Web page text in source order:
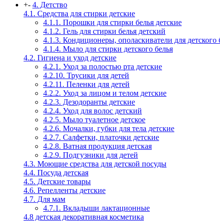
+- 4. Детство
4.1. Средства для стирки детские
4.1.1. Порошки для стирки белья детские
4.1.2. Гель для стирки белья детский
4.1.3. Кондиционеры, ополаскиватели для детского
4.1.4. Мыло для стирки детского белья
4.2. Гигиена и уход детские
4.2.1. Уход за полостью рта детские
4.2.10. Трусики для детей
4.2.11. Пеленки для детей
4.2.2. Уход за лицом и телом детские
4.2.3. Дезодоранты детские
4.2.4. Уход для волос детский
4.2.5. Мыло туалетное детское
4.2.6. Мочалки, губки для тела детские
4.2.7. Салфетки, платочки детские
4.2.8. Ватная продукция детская
4.2.9. Подгузники для детей
4.3. Моющие средства для детской посуды
4.4. Посуда детская
4.5. Детские товары
4.6. Репелленты детские
4.7. Для мам
4.7.1. Вкладыши лактационные
4.8 детская декоративная косметика